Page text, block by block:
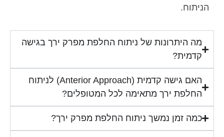
הניתוח.
מה היתרונות של ניתוח החלפת מפרק ירך בגישה
קדמית?
האם גישה קדמית (Anterior Approach) לניתוח
החלפת ירך מתאימה לכל המטופלים?
כמה זמן נמשך ניתוח החלפת מפרק ירך?